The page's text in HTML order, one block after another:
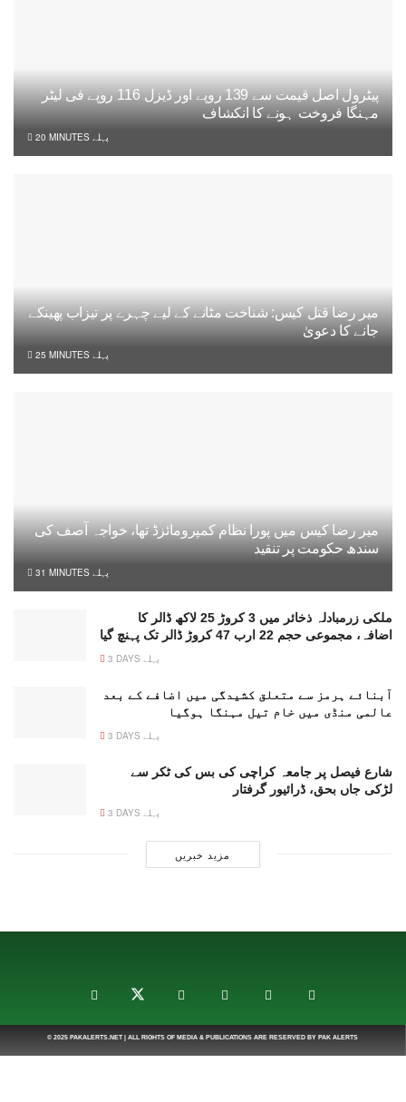
پیٹرول اصل قیمت سے 139 روپے اور ڈیزل 116 روپے فی لیٹر
مہنگا فروخت ہونے کا انکشاف
20 MINUTES پہلے
میر رضا قتل کیس: شناخت مٹانے کے لیے چہرے پر تیزاب پھینکے
جانے کا دعویٰ
25 MINUTES پہلے
میر رضا کیس میں پورا نظام کمپرومائزڈ تھا، خواجہ آصف کی
سندھ حکومت پر تنقید
31 MINUTES پہلے
ملکی زرمبادلہ ذخائر میں 3 کروڑ 25 لاکھ ڈالر کا
اضافہ، مجموعی حجم 22 ارب 47 کروڑ ڈالر تک پہنچ گیا
3 DAYS پہلے
آبنائے ہرمز سے متعلق کشیدگی میں اضافے کے بعد
عالمی منڈی میں خام تیل مہنگا ہوگیا
3 DAYS پہلے
شارع فیصل پر جامعہ کراچی کی بس کی ٹکر سے
لڑکی جاں بحق، ڈرائیور گرفتار
3 DAYS پہلے
مزید خبریں
© 2025 PAKALERTS.NET| ALL RIGHTS OF MEDIA & PUBLICATIONS ARE RESERVED BY PAK ALERTS